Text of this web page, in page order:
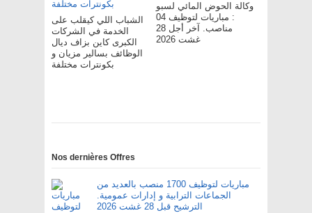
الشباب اللي كيقلب على
الخدمة في الشركات
الكبرى كاين بزاف ديال
الوظائف بسالير مزيان و
بكونترات مختلفة
وكالة الحوض المائي لسبو
: مباريات لتوظيف 04
مناصب. آخر أجل 28
غشت 2026
Nos dernières Offres
مباريات لتوظيف 1700 منصب بالعديد من
الجماعات الترابية و إدارات عمومية.
الترشيح قبل 28 غشت 2026